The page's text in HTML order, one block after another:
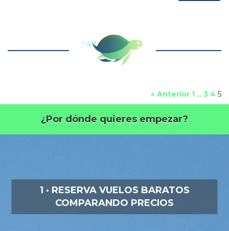
« Anterior 1 … 3 4 5
¿Por dónde quieres empezar?
1 · RESERVA VUELOS BARATOS
COMPARANDO PRECIOS